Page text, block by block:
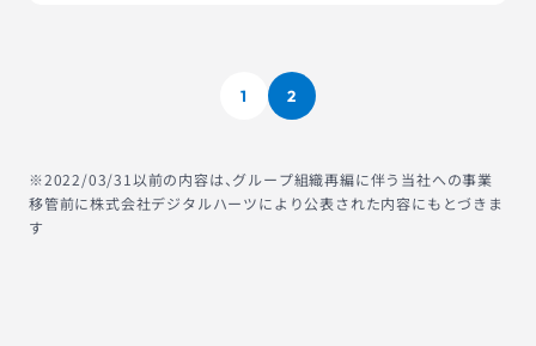
1 2
※2022/03/31以前の内容は、グループ組織再編に伴う当社への事業
移管前に株式会社デジタルハーツにより公表された内容にもとづきま
す